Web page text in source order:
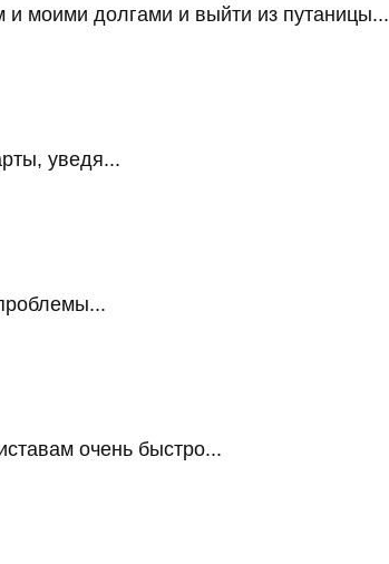
моими долгами и выйти из путаницы...
уведя...
очень быстро...